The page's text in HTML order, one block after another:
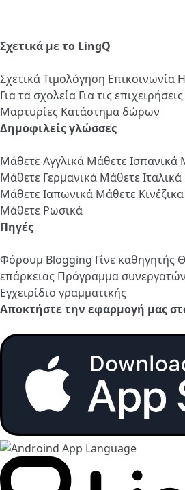
Σχετικά με το LingQ
ΣχετικάΤιμολόγηση Επικοινωνία
Για τα σχολεία Για τις επιχειρήσεις
Μαρτυρίες Κατάστημα δώρων
Δημοφιλείς γλώσσες
Μάθετε Αγγλικά Μάθετε Ισπανικά
Μάθετε Γερμανικά Μάθετε Ιταλικά
Μάθετε Ιαπωνικά Μάθετε Κινέζικα
Μάθετε Ρωσικά
Πηγές
Φόρουμ Blogging Γίνε καθηγητής
επάρκειας Πρόγραμμα συνεργατών
Εγχειρίδιο γραμματικής
Αποκτήστε την εφαρμογή μας